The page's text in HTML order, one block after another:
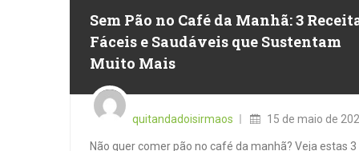
Sem Pão no Café da Manhã: 3
Fáceis e Saudáveis que Sustentam
Muito Mais
quitandadoisirmaos
Posted
on
15 de maio de
Não quer comer pão no café da manhã? Veja estas 3